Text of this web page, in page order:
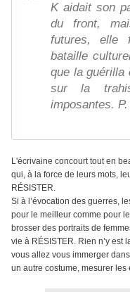
K aidait son
du front,
futures, elle
bataille
que la guérilla
sur la
imposantes.
L'écrivaine concourt tout en
qui, à la force de leurs mots,
RÉSISTER.
Si à l’évocation des guerres,
pour le meilleur comme pour
brosser des portraits de
vie à RÉSISTER. Rien n’y est
vous allez vous immerger
un autre costume, mesurer